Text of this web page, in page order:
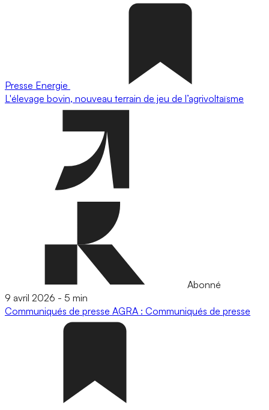
Presse Energie
L'élevage bovin, nouveau terrain de jeu de l’agrivoltaïsme
Abonné
9 avril 2026 - 5 min
Communiqués de presse AGRA : Communiqués de presse